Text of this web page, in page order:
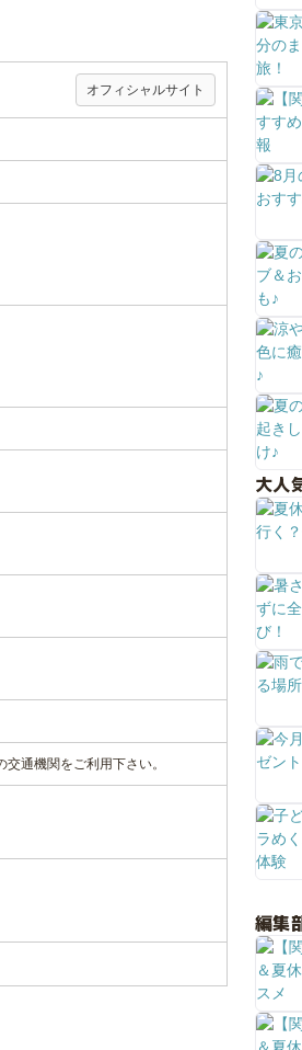
オフィシャルサイト
通機関をご利用下さい。
大人
編集